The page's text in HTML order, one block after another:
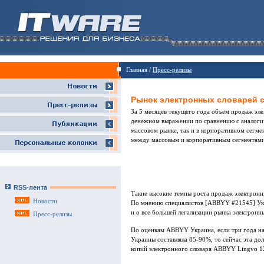
Главная /Пресс-релизы
RSS-лента
Новости
Пресс-релизы
Рынок электронных словарей
За 5 месяцев текущего года объем продаж
денежном выражении по сравнению с
массовом рынке, так и в корпоративном
между массовым и корпоративным
Такие высокие темпы роста продаж
По мнению специалистов [ABBYY #21545]
и о все большей легализации рынка
По оценкам ABBYY Украина, если три года
Украины составляла 85-90%, то сейчас эта
копий электронного словаря ABBYY Lingvo